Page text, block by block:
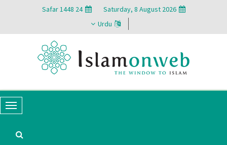
Saturday, 8 August 2026
24 Safar 1448
Urdu
T